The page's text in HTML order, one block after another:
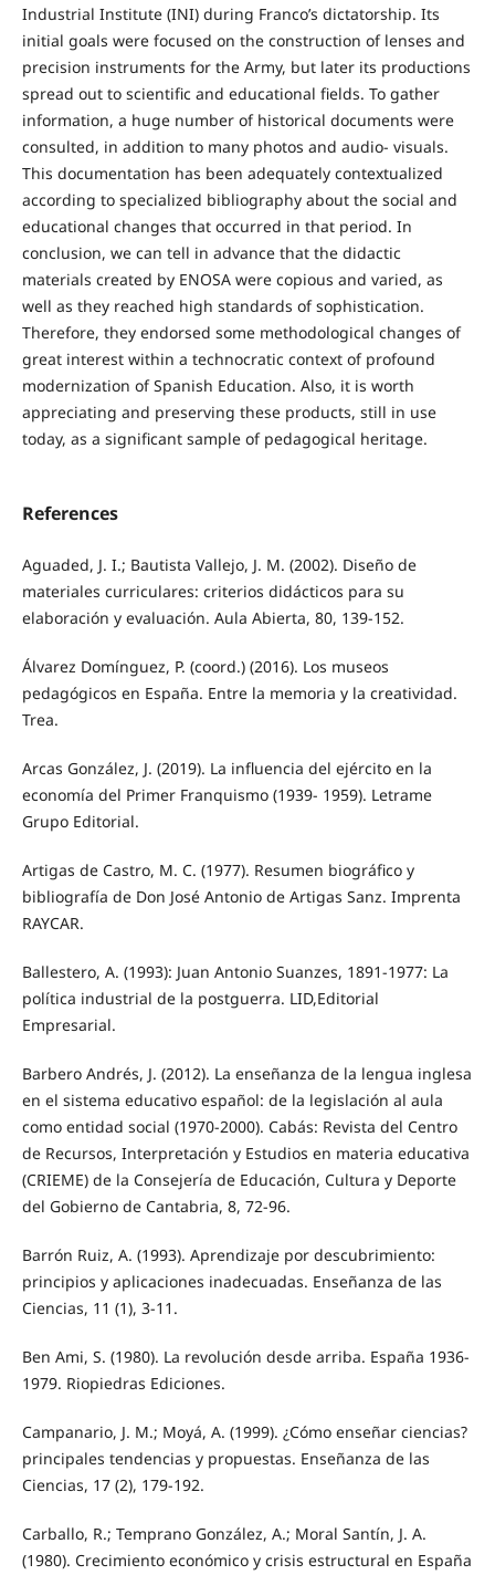
Industrial Institute (INI) during Franco’s dictatorship. Its
initial goals were focused on the construction of lenses and
precision instruments for the Army, but later its productions
spread out to scientific and educational fields. To gather
information, a huge number of historical documents were
consulted, in addition to many photos and audio- visuals.
This documentation has been adequately contextualized
according to specialized bibliography about the social and
educational changes that occurred in that period. In
conclusion, we can tell in advance that the didactic
materials created by ENOSA were copious and varied, as
well as they reached high standards of sophistication.
Therefore, they endorsed some methodological changes of
great interest within a technocratic context of profound
modernization of Spanish Education. Also, it is worth
appreciating and preserving these products, still in use
today, as a significant sample of pedagogical heritage.
References
Aguaded, J. I.; Bautista Vallejo, J. M. (2002). Diseño de
materiales curriculares: criterios didácticos para su
elaboración y evaluación. Aula Abierta, 80, 139-152.
Álvarez Domínguez, P. (coord.) (2016). Los museos
pedagógicos en España. Entre la memoria y la creatividad.
Trea.
Arcas González, J. (2019). La influencia del ejército en la
economía del Primer Franquismo (1939- 1959). Letrame
Grupo Editorial.
Artigas de Castro, M. C. (1977). Resumen biográfico y
bibliografía de Don José Antonio de Artigas Sanz. Imprenta
RAYCAR.
Ballestero, A. (1993): Juan Antonio Suanzes, 1891-1977: La
política industrial de la postguerra. LID,Editorial
Empresarial.
Barbero Andrés, J. (2012). La enseñanza de la lengua inglesa
en el sistema educativo español: de la legislación al aula
como entidad social (1970-2000). Cabás: Revista del Centro
de Recursos, Interpretación y Estudios en materia educativa
(CRIEME) de la Consejería de Educación, Cultura y Deporte
del Gobierno de Cantabria, 8, 72-96.
Barrón Ruiz, A. (1993). Aprendizaje por descubrimiento:
principios y aplicaciones inadecuadas. Enseñanza de las
Ciencias, 11 (1), 3-11.
Ben Ami, S. (1980). La revolución desde arriba. España 1936-
1979. Riopiedras Ediciones.
Campanario, J. M.; Moyá, A. (1999). ¿Cómo enseñar ciencias?
principales tendencias y propuestas. Enseñanza de las
Ciencias, 17 (2), 179-192.
Carballo, R.; Temprano González, A.; Moral Santín, J. A.
(1980). Crecimiento económico y crisis estructural en España